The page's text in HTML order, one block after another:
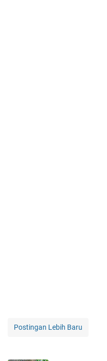
Postingan Lebih Baru